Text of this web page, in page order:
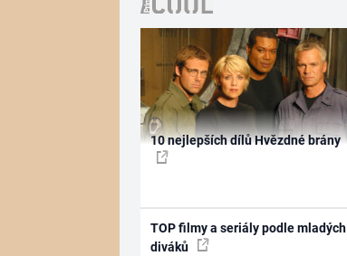
10 nejlepších dílů Hvězdné brány
TOP filmy a seriály podle mladých
diváků